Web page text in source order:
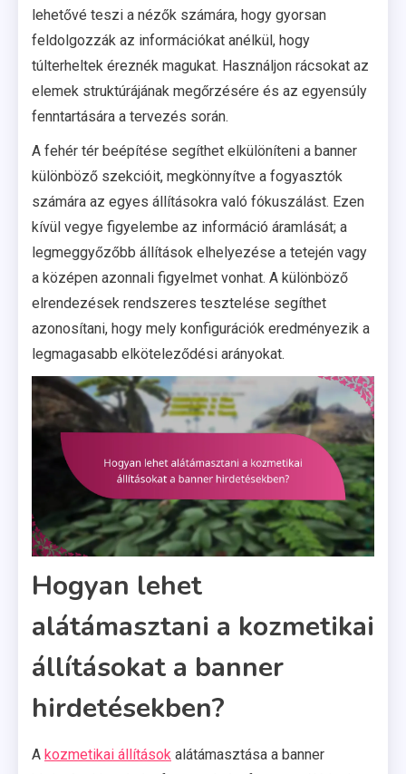
lehetővé teszi a nézők számára, hogy gyorsan
feldolgozzák az információkat anélkül, hogy
túlterheltek éreznék magukat. Használjon rácsokat az
elemek struktúrájának megőrzésére és az egyensúly
fenntartására a tervezés során.
A fehér tér beépítése segíthet elkülöníteni a banner
különböző szekcióit, megkönnyítve a fogyasztók
számára az egyes állításokra való fókuszálást. Ezen
kívül vegye figyelembe az információ áramlását; a
legmeggyőzőbb állítások elhelyezése a tetején vagy
a középen azonnali figyelmet vonhat. A különböző
elrendezések rendszeres tesztelése segíthet
azonosítani, hogy mely konfigurációk eredményezik a
legmagasabb elköteleződési arányokat.
Hogyan lehet
alátámasztani a kozmetikai
állításokat a banner
hirdetésekben?
A kozmetikai állítások alátámasztása a banner